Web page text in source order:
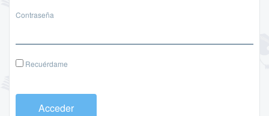
Contraseña
Recuérdame
Acceder